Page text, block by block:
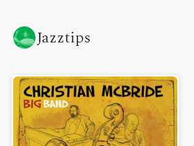
Jazztips